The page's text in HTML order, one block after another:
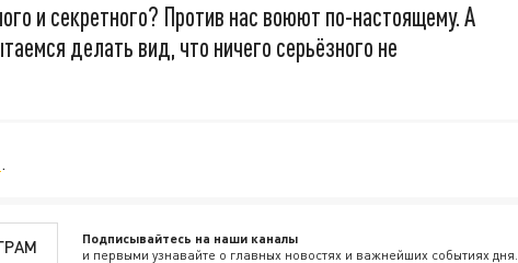
и секретного? Против нас воюют по-настоящему. А
делать вид, что ничего серьёзного не
.
Подписывайтесь на наши каналы
и первыми узнавайте о главных новостях и важнейших событиях дня.